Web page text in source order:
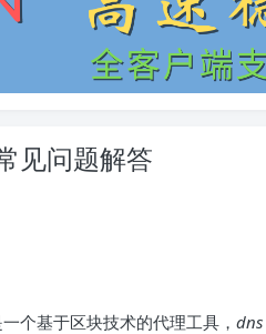
见问题解答
个基于区块技术的代理工具， dns